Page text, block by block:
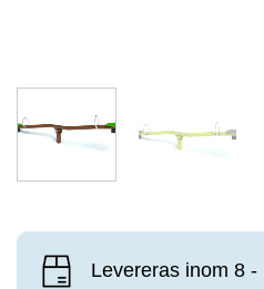
Levereras inom 8 -